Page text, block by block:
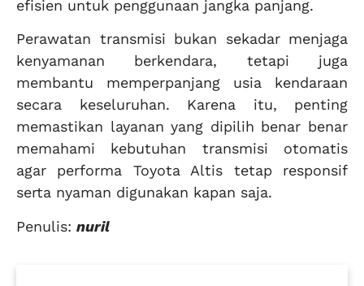
efisien untuk penggunaan jangka panjang.
Perawatan transmisi bukan sekadar menjaga
kenyamanan berkendara, tetapi juga
membantu memperpanjang usia kendaraan
secara keseluruhan. Karena itu, penting
memastikan layanan yang dipilih benar benar
memahami kebutuhan transmisi otomatis
agar performa Toyota Altis tetap responsif
serta nyaman digunakan kapan saja.
Penulis: nuril